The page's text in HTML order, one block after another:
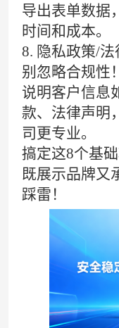
导出表单数据
时间和成本。
8. 隐私政策/法
别忽略合规性
说明客户信息
款、法律声明
司更专业。
搞定这8个基
既展示品牌又
踩雷！